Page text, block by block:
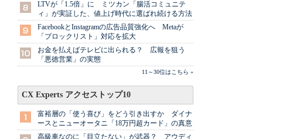
LTVが「1.5倍」に ミツカン「腸活コミュニテ
ィ」が実証した、値上げ時代に選ばれ続ける方法
FacebookとInstagramの広告品質強化へ Metaが
「ブロックリスト」対応を拡大
お金を払えばテレビに出られる？ 広報を狙う
「悪徳営業」の実態
11～30位はこちら »
CX Experts アクセストップ10
富裕層の「使う喜び」をどう引き出すか ダイナ
ースとニューオータニ「18万円超カード」の真意
高級車なのに「目立たない」が武器？ アウディ